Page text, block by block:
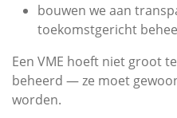
bouwen we aan
toekomstgericht
Een VME hoeft niet groot
beheerd — ze moet
worden.